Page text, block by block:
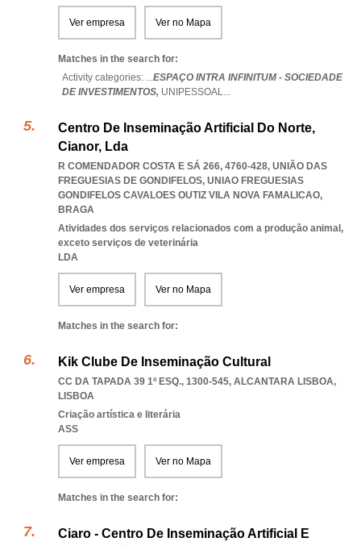
Ver empresa Ver no Mapa
Matches in the search for:
Activity categories: ...ESPAÇO INTRA INFINITUM - SOCIEDADE
DE INVESTIMENTOS, UNIPESSOAL...
Centro De Inseminação Artificial Do Norte,
Cianor, Lda
R COMENDADOR COSTA E SÁ 266, 4760-428, UNIÃO DAS
FREGUESIAS DE GONDIFELOS, UNIAO FREGUESIAS
GONDIFELOS CAVALOES OUTIZ VILA NOVA FAMALICAO,
BRAGA
Atividades dos serviços relacionados com a produção animal,
exceto serviços de veterinária
LDA
Ver empresa Ver no Mapa
Matches in the search for:
Kik Clube De Inseminação Cultural
CC DA TAPADA 39 1º ESQ., 1300-545, ALCANTARA LISBOA,
LISBOA
Criação artística e literária
ASS
Ver empresa Ver no Mapa
Matches in the search for:
Ciaro - Centro De Inseminação Artificial E